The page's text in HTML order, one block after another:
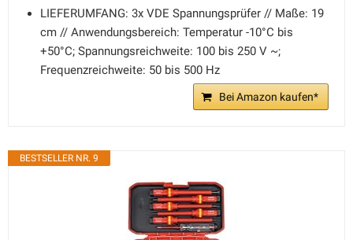
LIEFERUMFANG: 3x VDE Spannungsprüfer // Maße: 19
cm // Anwendungsbereich: Temperatur -10°C bis
+50°C; Spannungsreichweite: 100 bis 250 V ~;
Frequenzreichweite: 50 bis 500 Hz
Bei Amazon kaufen*
BESTSELLER NR. 9